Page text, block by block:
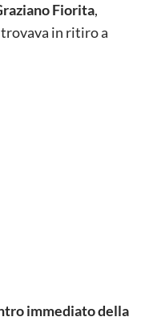
Fiorita,
in ritiro a
immediato della